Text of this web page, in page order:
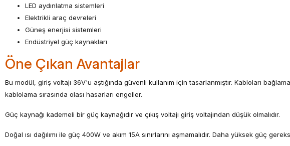
LED aydınlatma sistemleri
Elektrikli araç devreleri
Güneş enerjisi sistemleri
Endüstriyel güç kaynakları
Öne Çıkan Avantajlar
Bu modül, giriş voltajı 36V'u aştığında güvenli kullanım için tasarlanmıştır. Kabloları
kablolama sırasında olası hasarları engeller.
Güç kaynağı kademeli bir güç kaynağıdır ve çıkış voltajı giriş voltajından düşük olmalıdır.
Doğal ısı dağılımı ile güç 400W ve akım 15A sınırlarını aşmamalıdır. Daha yüksek güç